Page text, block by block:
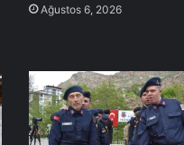
Ağustos 6, 2026